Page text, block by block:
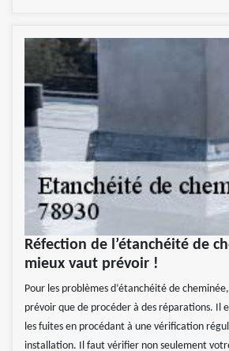
Réfection de l’étanchéité de
mieux vaut prévoir !
Pour les problèmes d’étanchéité de
prévoir que de procéder à des réparations. Il
les fuites en procédant à une vérification
installation. Il faut vérifier non seulement